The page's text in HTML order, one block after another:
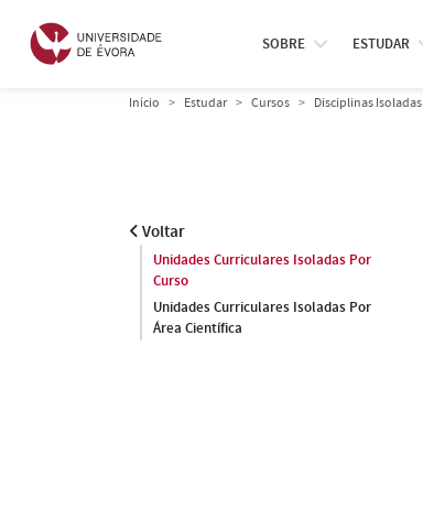
SOBRE ESTUDAR
Início Estudar Cursos Disciplinas Isoladas
Voltar
Unidades Curriculares Isoladas Por
Curso
Unidades Curriculares Isoladas Por
Área Científica